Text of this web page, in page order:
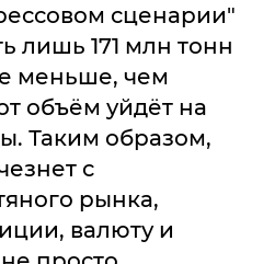
сценарии"
лишь 171 млн тонн
меньше, чем
объём уйдёт на
Таким образом,
с
рынка,
валюту и